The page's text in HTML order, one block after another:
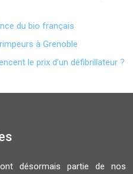
du bio français
à Grenoble
le prix d’un défibrillateur ?
désormais partie de nos